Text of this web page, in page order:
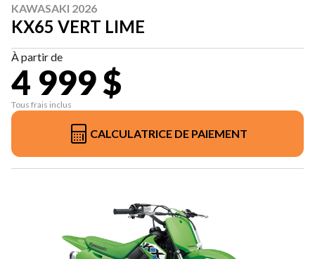
KAWASAKI 2026
KX65 VERT LIME
À partir de
4 999 $
Tous frais inclus
CALCULATRICE DE PAIEMENT